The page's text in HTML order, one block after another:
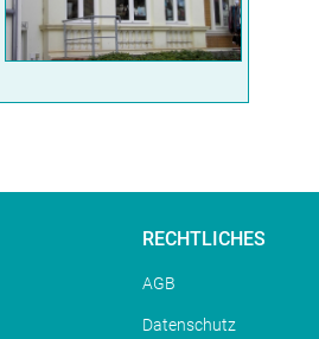
RECHTLICHES
AGB
Datenschutz